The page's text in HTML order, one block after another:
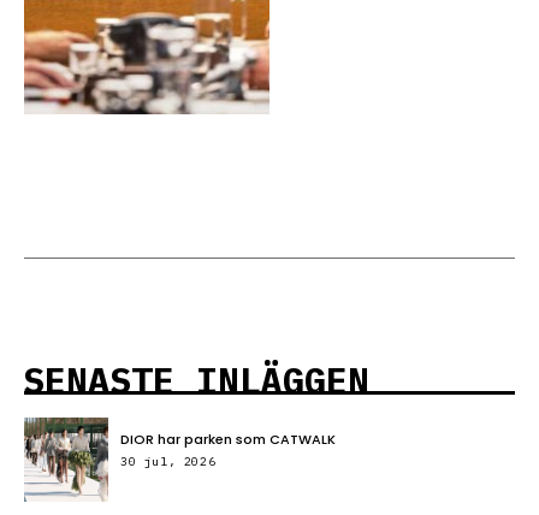
SENASTE INLÄGGEN
DIOR har parken som CATWALK
30 jul, 2026